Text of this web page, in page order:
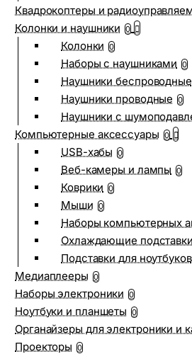
Квадрокоптеры и
Колонки и наушники 0
Колонки 0
Наборы с наушниками 0
Наушники беспроводные
Наушники проводные 0
Наушники с
Компьютерные аксессуары 0
USB-хабы 0
Веб-камеры и лампы 0
Коврики 0
Мыши 0
Наборы компьютерных
Охлаждающие
Подставки для ноутбуков
Медиаплееры 0
Наборы электроники 0
Ноутбуки и планшеты 0
Органайзеры для электроники и
Проекторы 0